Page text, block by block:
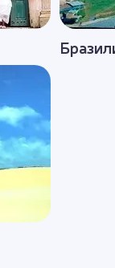
и регулярно
по